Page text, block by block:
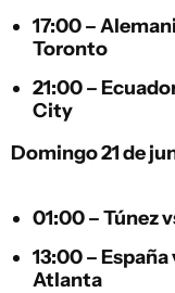
17:00 –
Toronto
21:00 –
City
Domingo 21 de
01:00 –Túnez
13:00 – España
Atlanta